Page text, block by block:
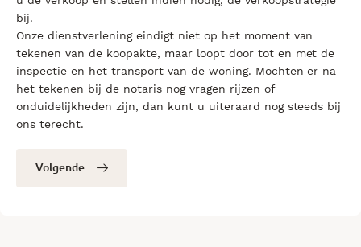
bij.
Onze dienstverlening eindigt niet op het moment van
tekenen van de koopakte, maar loopt door tot en met de
inspectie en het transport van de woning. Mochten er na
het tekenen bij de notaris nog vragen rijzen of
onduidelijkheden zijn, dan kunt u uiteraard nog steeds bij
ons terecht.
Volgende